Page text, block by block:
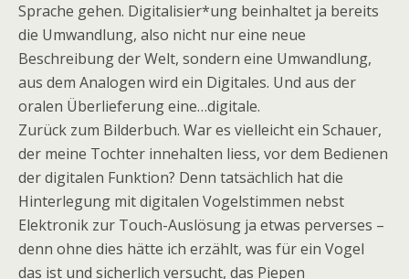
Sprache gehen. Digitalisier*ung beinhaltet ja bereits
die Umwandlung, also nicht nur eine neue
Beschreibung der Welt, sondern eine Umwandlung,
aus dem Analogen wird ein Digitales. Und aus der
oralen Überlieferung eine…digitale.
Zurück zum Bilderbuch. War es vielleicht ein Schauer,
der meine Tochter innehalten liess, vor dem Bedienen
der digitalen Funktion? Denn tatsächlich hat die
Hinterlegung mit digitalen Vogelstimmen nebst
Elektronik zur Touch-Auslösung ja etwas perverses –
denn ohne dies hätte ich erzählt, was für ein Vogel
das ist und sicherlich versucht, das Piepen